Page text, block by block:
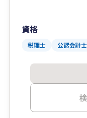
資格
税理士 公認会計士